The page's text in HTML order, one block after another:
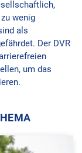
wenig
als
Der DVR
um das